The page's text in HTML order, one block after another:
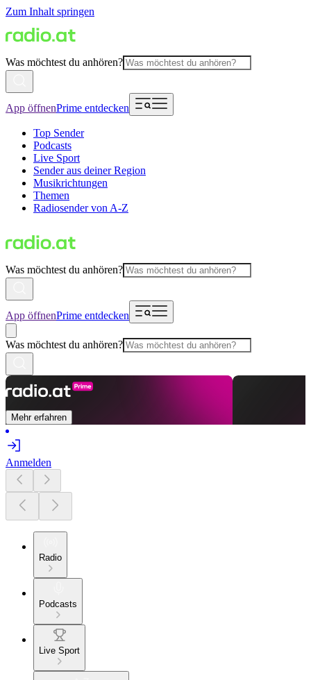
Zum Inhalt springen
Was möchtest du anhören?
App öffnenPrime entdecken
Top Sender
Podcasts
Live Sport
Sender aus deiner Region
Musikrichtungen
Themen
Radiosender von A-Z
Was möchtest du anhören?
App öffnenPrime entdecken
Was möchtest du anhören?
Mehr erfahren
Anmelden
Radio
Podcasts
Live Sport